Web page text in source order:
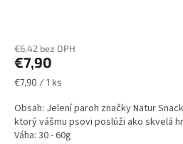
€6,42 bez DPH
€7,90
Jednotková
€7,90 / 1 ks
Obsah: Jelení paroh značky Natur
ktorý vášmu psovi poslúži ako skvelá
Váha: 30 - 60g